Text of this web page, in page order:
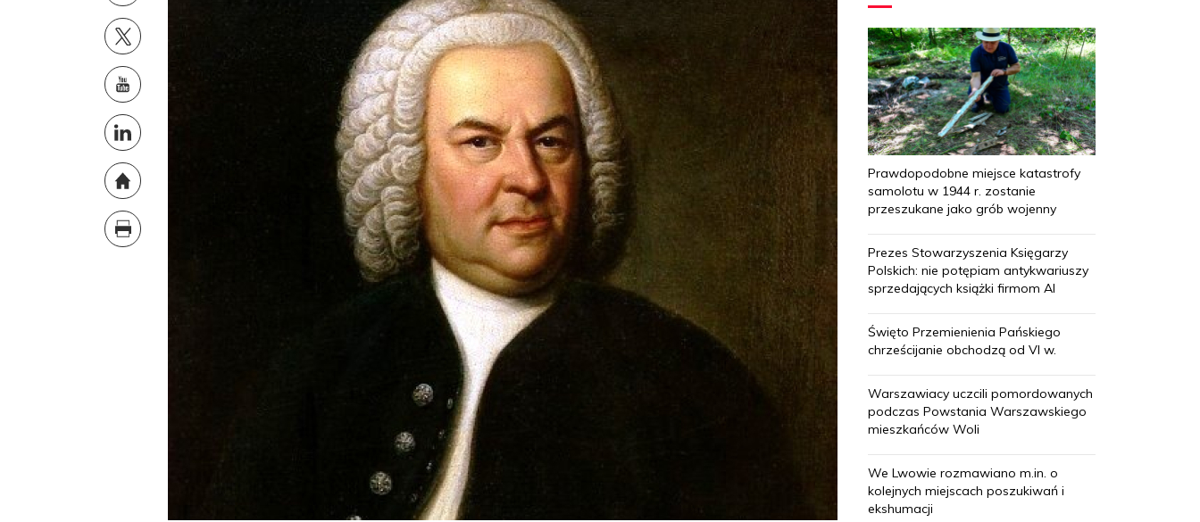
Prawdopodobne miejsce katastrofy
samolotu w 1944 r. zostanie
przeszukane jako grób wojenny
Prezes Stowarzyszenia Księgarzy
Polskich: nie potępiam antykwariuszy
sprzedających książki firmom AI
Święto Przemienienia Pańskiego
chrześcijanie obchodzą od VI w.
Warszawiacy uczcili pomordowanych
podczas Powstania Warszawskiego
mieszkańców Woli
We Lwowie rozmawiano m.in. o
kolejnych miejscach poszukiwań i
ekshumacji